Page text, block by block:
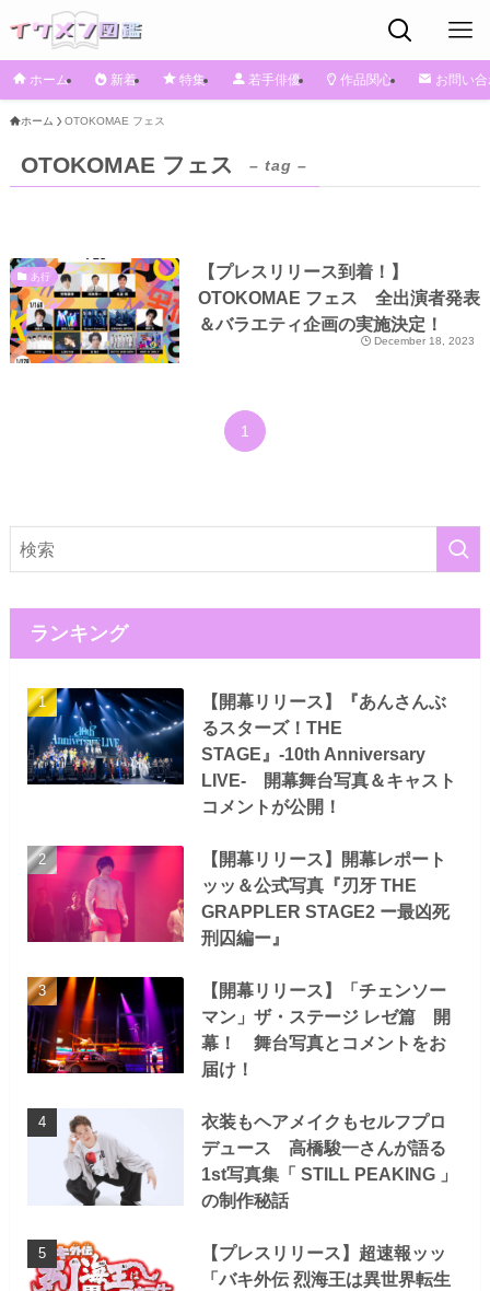
ホーム 新着 特集 若手俳優 作品関心 お問い
ホーム OTOKOMAE フェス
OTOKOMAE フェス – tag –
あ行
【プレスリリース到着！】
OTOKOMAE フェス 全出演者発表
＆バラエティ企画の実施決定！
December 18, 2023
1
ランキング
【開幕リリース】『あんさんぶ
るスターズ！THE
STAGE』-10th Anniversary
LIVE- 開幕舞台写真＆キャスト
コメントが公開！
【開幕リリース】開幕レポート
ッッ＆公式写真『刃牙 THE
GRAPPLER STAGE2 ー最凶死
刑囚編ー』
【開幕リリース】「チェンソー
マン」ザ・ステージ レゼ篇 開
幕！ 舞台写真とコメントをお
届け！
衣装もヘアメイクもセルフプロ
デュース 高橋駿一さんが語る
1st写真集「 STILL PEAKING 」
の制作秘話
【プレスリリース】超速報ッッ
「バキ外伝 烈海王は異世界転生